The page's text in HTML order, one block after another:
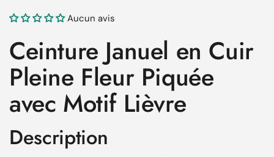
Aucun avis
Ceinture Januel en Cuir
Pleine Fleur Piquée
avec Motif Lièvre
Description